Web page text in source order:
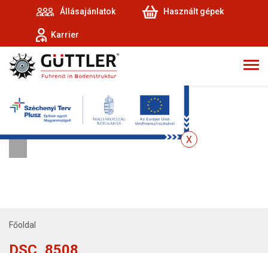
Állásajánlatok Használt gépek
Karrier
Főoldal